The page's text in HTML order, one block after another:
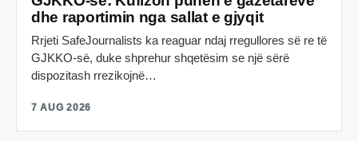
dhe raportimin nga sallat e gjyqit
Rrjeti SafeJournalists ka reaguar ndaj rregullores së re të
GJKKO-së, duke shprehur shqetësim se një sërë
dispozitash rrezikojnë…
7 AUG 2026